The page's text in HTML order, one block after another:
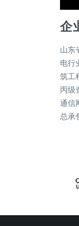
企
山东
电行
筑工
丙级
通信
总承